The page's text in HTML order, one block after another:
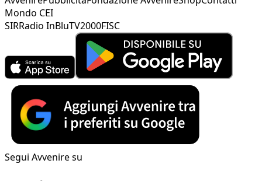
Mondo CEI
SIRRadio InBluTV2000FISC
Segui Avvenire su